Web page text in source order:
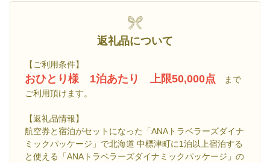
返礼品について
【ご利用条件】
おひとり様 1泊あたり 上限50,000点
まで
ご利用頂けます。
【返礼品情報】
航空券と宿泊がセットになった「ANAトラベラーズダイナ
ミックパッケージ」で北海道 中標津町に1泊以上宿泊する
と使える「ANAトラベラーズダイナミックパッケージ」の